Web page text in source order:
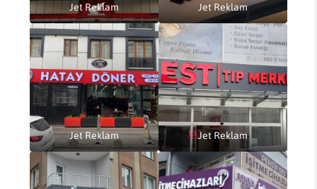
Jet Reklam Jet Reklam
Jet Reklam Jet Reklam